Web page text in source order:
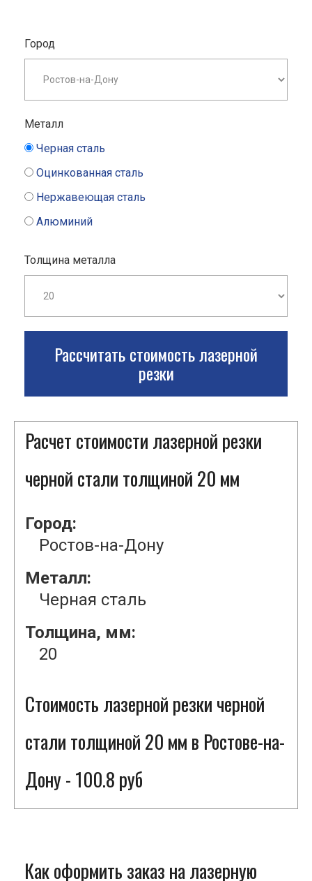
Город
Металл
Черная сталь
Оцинкованная сталь
Нержавеющая сталь
Алюминий
Толщина металла
Рассчитать стоимость лазерной
резки
Расчет стоимости лазерной резки
черной стали толщиной 20 мм
Город:
Ростов-на-Дону
Металл:
Черная сталь
Толщина, мм:
20
Стоимость лазерной резки черной
стали толщиной 20 мм в Ростове-на-
Дону - 100.8 руб
Как оформить заказ на лазерную